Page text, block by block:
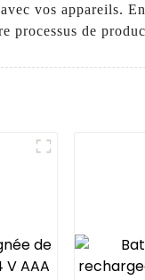
vos appareils.
processus de